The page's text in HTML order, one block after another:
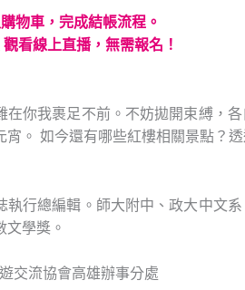
物車，完成結帳流程。
觀看線上直播，無需報名！
在你我裹足不前。不妨拋開束縛，
。 如今還有哪些紅樓相關景點？
執行總編輯。師大附中、政大中文
學獎。
交流協會高雄辦事分處